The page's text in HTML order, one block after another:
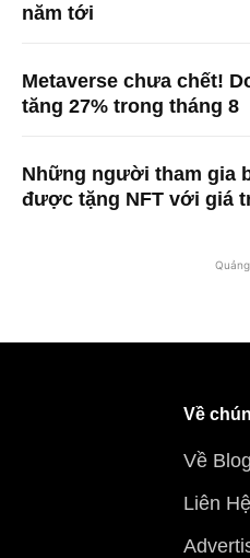
năm tới
Metaverse chưa chết!
tăng 27% trong tháng 8
Những người tham gia
được tặng NFT với giá
Về
Về
Liên Hệ